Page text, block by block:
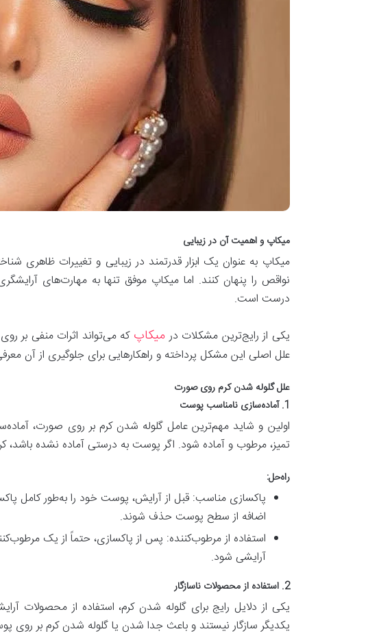
میکاپ و اهمیت آن در زیبایی
میکاپ به عنوان یک ابزار قدرتمند در زیبایی و تغییرات ظاهری
نواقص را پنهان کنند. اما میکاپ موفق تنها به مهارت‌های
درست است.
یکی از رایج‌ترین مشکلات درمیکاپ که می‌تواند اثرات منفی بر
علل اصلی این مشکل پرداخته و راهکارهایی برای جلوگیری از آن
علل گلوله شدن کرم روی صورت
1. آماده‌سازی نامناسب پوست
اولین و شاید مهم‌ترین عامل گلوله شدن کرم بر روی صورت،
تمیز، مرطوب و آماده شود. اگر پوست به درستی آماده نشده باشد،
راه‌حل:
پاکسازی مناسب: قبل از آرایش، پوست خود را به‌طور کامل
اضافه از سطح پوست حذف شوند.
استفاده از مرطوب‌کننده: پس از پاکسازی، حتماً از یک
آرایشی شود.
2. استفاده از محصولات ناسازگار
یکی از دلایل رایج برای گلوله شدن کرم، استفاده از محصولات
یکدیگر سازگار نیستند و باعث جدا شدن یا گلوله شدن کرم بر